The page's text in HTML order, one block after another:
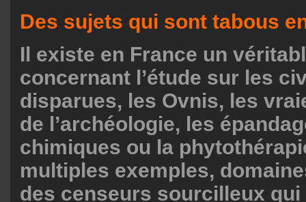
Des sujets qui sont tabous
Il existe en France un
concernant l’étude sur les
disparues, les Ovnis, les
de l’archéologie, les
chimiques ou la
multiples exemples,
des censeurs sourcilleux